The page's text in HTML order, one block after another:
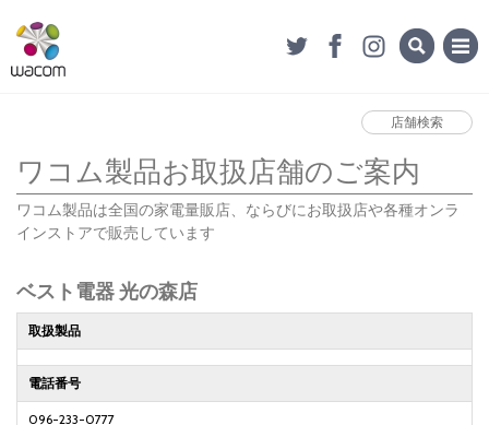
店舗検索
ワコム製品お取扱店舗のご案内
ワコム製品は全国の家電量販店、ならびにお取扱店や各種オンラ
インストアで販売しています
ベスト電器 光の森店
取扱製品
電話番号
096-233-0777